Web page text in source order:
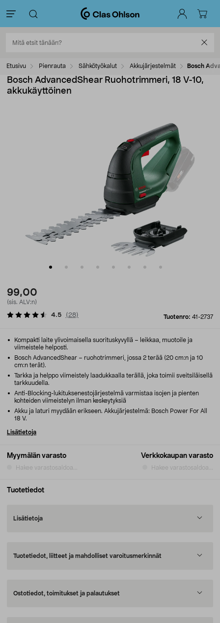
Etusivu Pienrauta Sähkötyökalut Akkujärjestelmät Bosch
Bosch AdvancedShear Ruohotrimmeri, 18 V-10,
akkukäyttöinen
99,00
(sis. ALV:n)
Tuotenro: 41-2737
4.5 ( 28)
Myymälän varasto
Hakee varastosaldoa...
Verkkokaupan varasto
Hakee varastosaldoa...
Kompakti laite ylivoimaisella suorituskyvyllä – leikkaa, muotoile ja
viimeistele helposti.
Bosch AdvancedShear – ruohotrimmeri, jossa 2 terää (20 cm:n ja 10
cm:n terät).
Tarkka ja helppo viimeistely laadukkaalla terällä, joka toimii sveitsiläisellä
tarkkuudella.
Anti-Blocking-lukituksenestojärjestelmä varmistaa isojen ja pienten
kohteiden viimeistelyn ilman keskeytyksiä
Akku ja laturi myydään erikseen. Akkujärjestelmä: Bosch Power For All
18 V.
Lisätietoja
Tuotetiedot
Lisätietoja
Tuotetiedot, liitteet ja mahdolliset varoitusmerkinnät
Ostotiedot, toimitukset ja palautukset